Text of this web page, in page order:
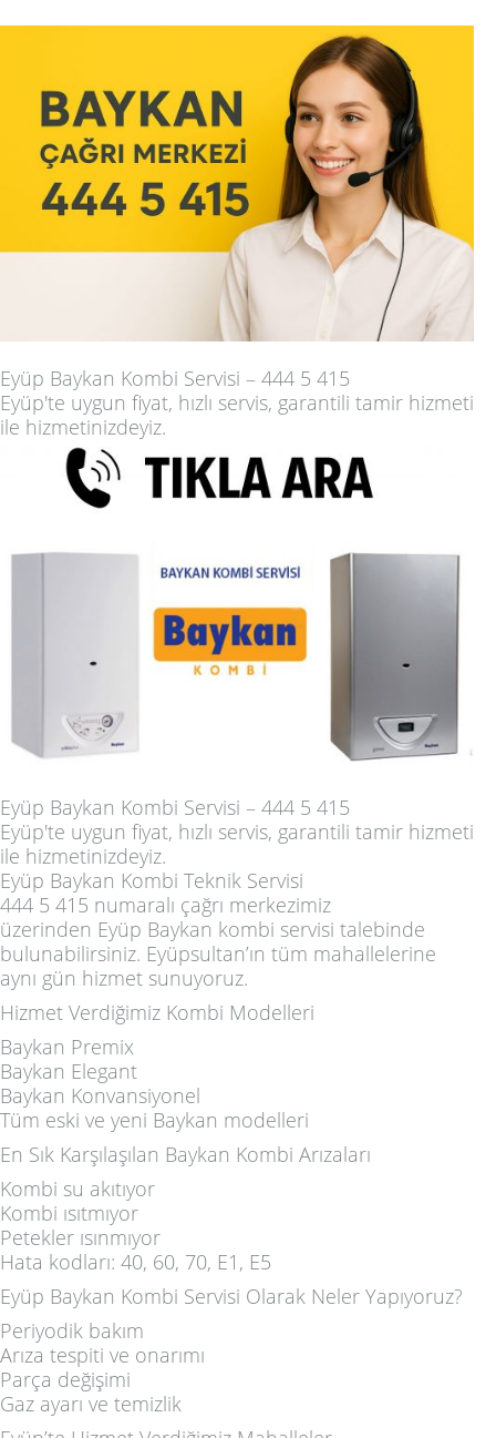
Eyüp Baykan Kombi Servisi – 444 5 415
Eyüp'te uygun fiyat, hızlı servis, garantili tamir hizmeti
ile hizmetinizdeyiz.
Eyüp Baykan Kombi Servisi – 444 5 415
Eyüp'te uygun fiyat, hızlı servis, garantili tamir hizmeti
ile hizmetinizdeyiz.
Eyüp Baykan Kombi Teknik Servisi
444 5 415 numaralı çağrı merkezimiz
üzerinden Eyüp Baykan kombi servisi talebinde
bulunabilirsiniz. Eyüpsultan’ın tüm mahallelerine
aynı gün hizmet sunuyoruz.
Hizmet Verdiğimiz Kombi Modelleri
Baykan Premix
Baykan Elegant
Baykan Konvansiyonel
Tüm eski ve yeni Baykan modelleri
En Sık Karşılaşılan Baykan Kombi Arızaları
Kombi su akıtıyor
Kombi ısıtmıyor
Petekler ısınmıyor
Hata kodları: 40, 60, 70, E1, E5
Eyüp Baykan Kombi Servisi Olarak Neler Yapıyoruz?
Periyodik bakım
Arıza tespiti ve onarımı
Parça değişimi
Gaz ayarı ve temizlik